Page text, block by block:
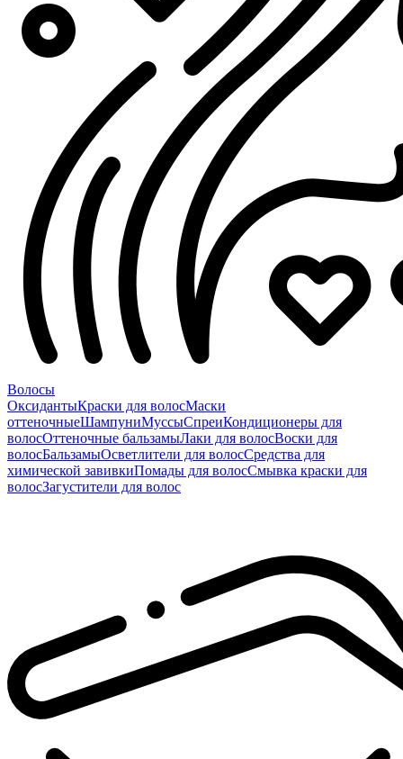
Волосы
ОксидантыКраски для волосМаски
оттеночныеШампуниМуссыСпреиКондиционеры для
волосОттеночные бальзамыЛаки для волосВоски для
волосБальзамыОсветлители для волосСредства для
химической завивкиПомады для волосСмывка краски для
волосЗагустители для волос